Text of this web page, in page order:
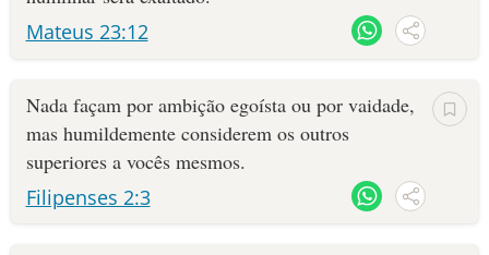
Mateus 23:12
Nada façam por ambição egoísta ou por vaidade,
mas humildemente considerem os outros
superiores a vocês mesmos.
Filipenses 2:3